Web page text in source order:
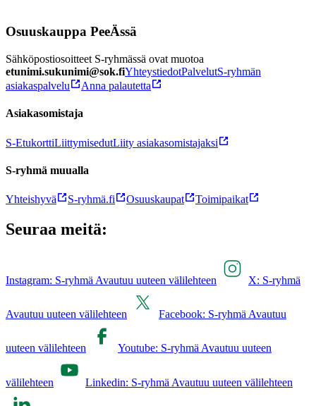
Osuuskauppa PeeÄssä
Sähköpostiosoitteet S-ryhmässä ovat muotoa
etunimi.sukunimi@sok.fiYhteystiedotPalvelutS-ryhmän
asiakaspalvelu
Anna palautetta
Asiakasomistaja
S-EtukorttiLiittymisedutLiity asiakasomistajaksi
S-ryhmä muualla
Yhteishyvä S-ryhmä.fi Osuuskaupat Toimipaikat
Seuraa meitä:
Instagram: S-ryhmä Avautuu uuteen välilehteen X: S-ryhmä
Avautuu uuteen välilehteen Facebook: S-ryhmä Avautuu
uuteen välilehteen Youtube: S-ryhmä Avautuu uuteen
välilehteen Linkedin: S-ryhmä Avautuu uuteen välilehteen